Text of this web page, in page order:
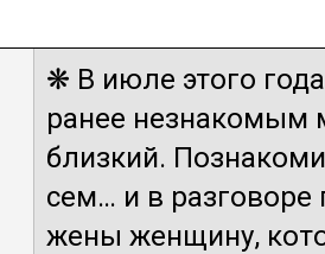
❋ В июле этого
ранее незнакомым
близкий.
сем… и в разговоре
жены женщину,